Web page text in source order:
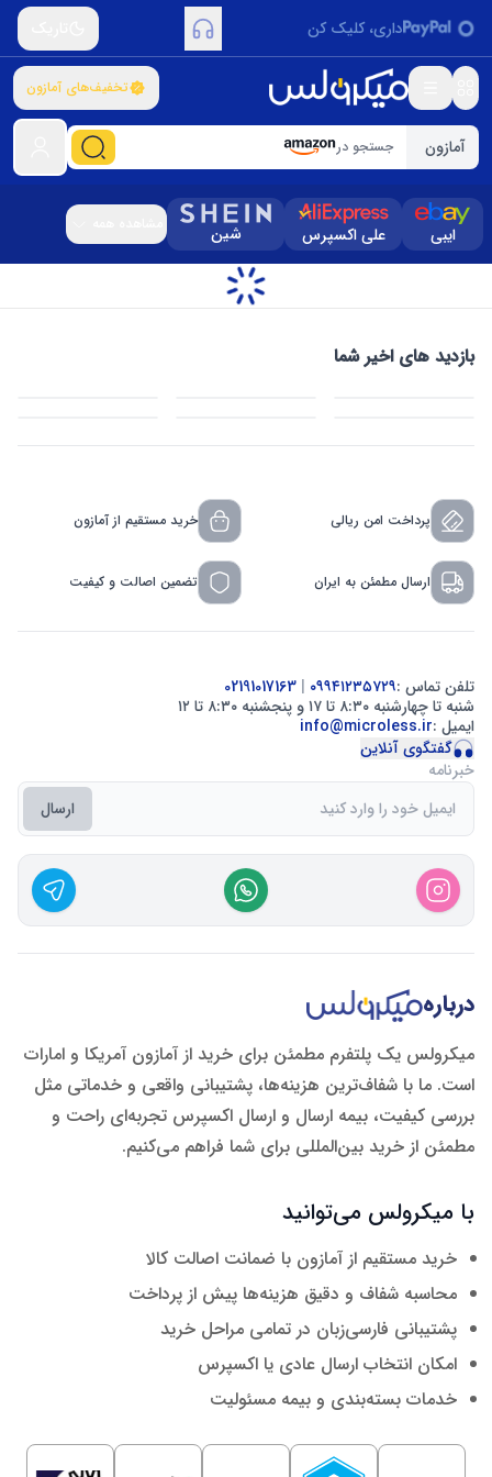
داری، کلیک کن
تخفیف‌های آمازون
آمازون جستجو در
ایبی علی اکسپرس شین
بازدید های اخیر شما
پرداخت امن ریالی خرید مستقیم از آمازون
ارسال مطمئن به ایران تضمین اصالت و کیفیت
تلفن تماس :۰۹۹۴۱۲۳۵۷۲۹ |
شنبه تا چهارشنبه ۸:۳۰ تا ۱۷ و پنجشنبه ۸:۳۰ تا ۱۲
ایمیل :info@microless.ir
گفتگوی آنلاین
خبرنامه
ارسال
درباره
میکرولس یک پلتفرم مطمئن برای خرید از آمازون آمریکا و امارات
است. ما با شفاف‌ترین هزینه‌ها، پشتیبانی واقعی و خدماتی مثل
بررسی کیفیت، بیمه ارسال و ارسال اکسپرس تجربه‌ای راحت و
مطمئن از خرید بین‌المللی برای شما فراهم می‌کنیم.
با میکرولس می‌توانید
خرید مستقیم از آمازون با ضمانت اصالت کالا
محاسبه شفاف و دقیق هزینه‌ها پیش از پرداخت
پشتیبانی فارسی‌زبان در تمامی مراحل خرید
امکان انتخاب ارسال عادی یا اکسپرس
خدمات بسته‌بندی و بیمه مسئولیت